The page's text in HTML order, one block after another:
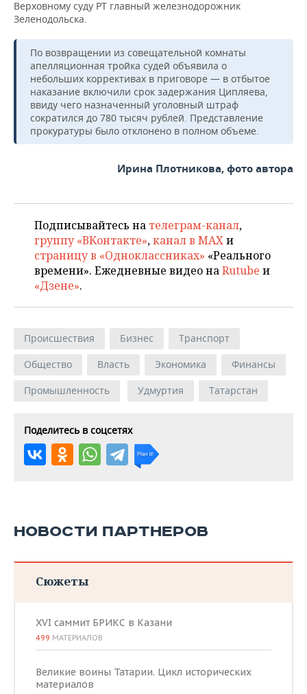
Верховному суду РТ главный железнодорожник
Зеленодольска.
По возвращении из совещательной комнаты
апелляционная тройка судей объявила о
небольших коррективах в приговоре — в отбытое
наказание включили срок задержания Ципляева,
ввиду чего назначенный уголовный штраф
сократился до 780 тысяч рублей. Представление
прокуратуры было отклонено в полном объеме.
Ирина Плотникова, фото автора
Подписывайтесь на телеграм-канал,
группу «ВКонтакте»,канал в MAXи
страницу в «Одноклассниках» «Реального
времени». Ежедневные видео наRutube и
«Дзене».
Происшествия Бизнес
Транспорт
Общество
Власть Экономика
Финансы
Промышленность
Удмуртия Татарстан
Поделитесь в соцсетях
НОВОСТИ ПАРТНЕРОВ
Сюжеты
XVI саммит БРИКС в Казани
499 МАТЕРИАЛОВ
Великие воины Татарии. Цикл исторических
материалов